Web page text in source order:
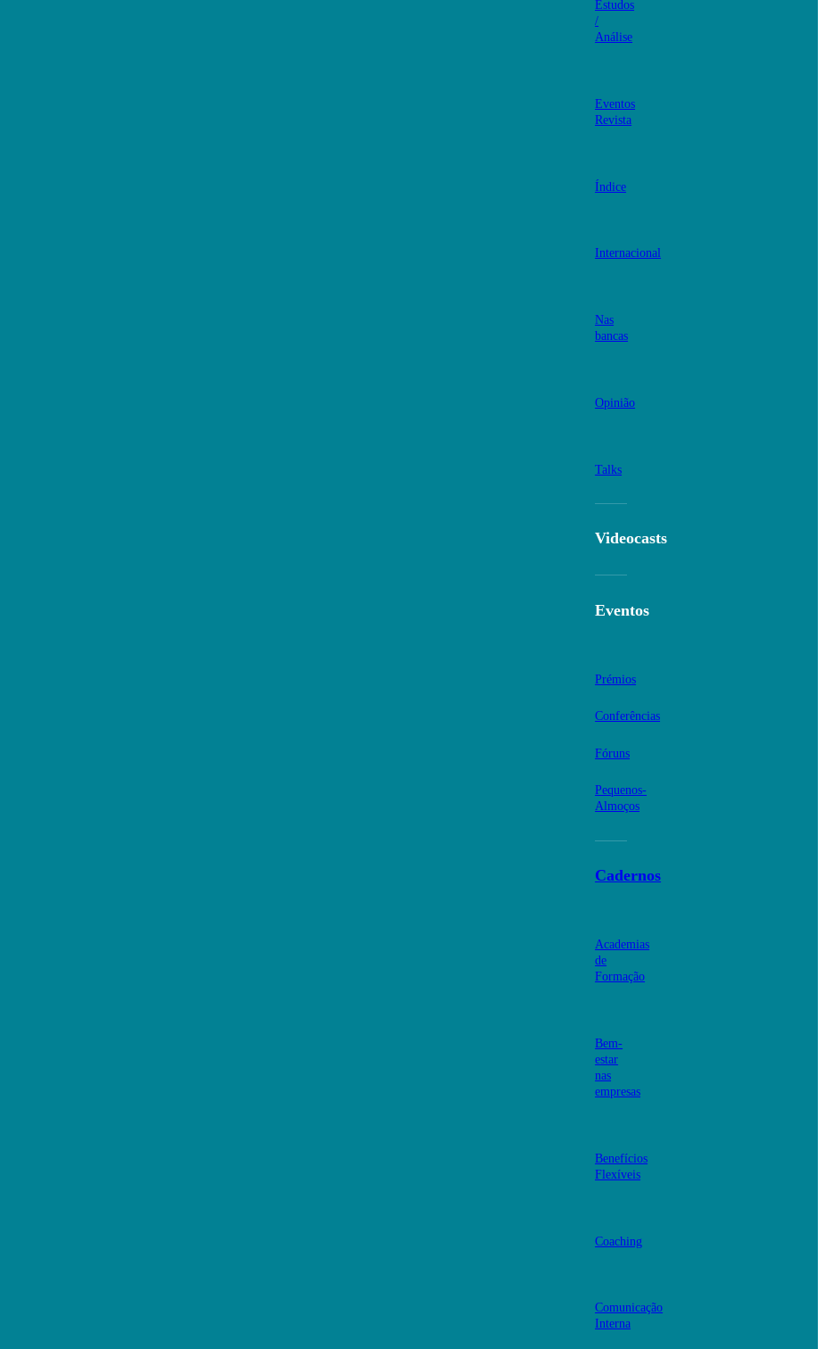
Estudos
/
Análise
Eventos
Revista
Índice
Internacional
Nas
bancas
Opinião
Talks
Videocasts
Eventos
Prémios
Conferências
Fóruns
Pequenos-
Almoços
Cadernos
Academias
de
Formação
Bem-
estar
nas
empresas
Benefícios
Flexíveis
Coaching
Comunicação
Interna